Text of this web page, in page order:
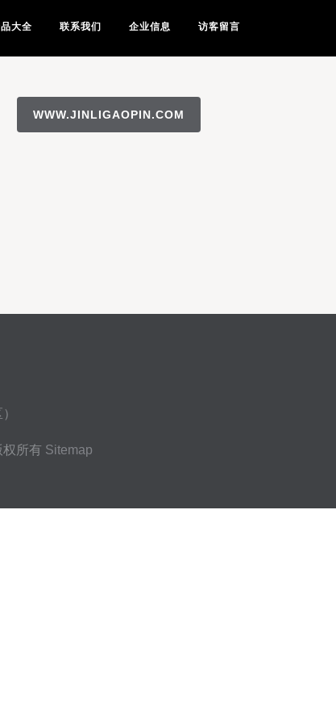
大全 联系我们 企业信息 访客留言
WWW.JINLIGAOPIN.COM
权所有 Sitemap